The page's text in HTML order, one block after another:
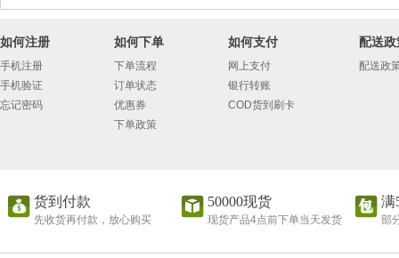
如何注册
手机注册
手机验证
忘记密码
如何下单
下单流程
订单状态
优惠券
下单政策
如何支付
网上支付
银行转账
COD货到刷卡
配送政
配送政
货到付款
先收货再付款，放心购买
50000现货
现货产品4点前下单当天发货
满
部